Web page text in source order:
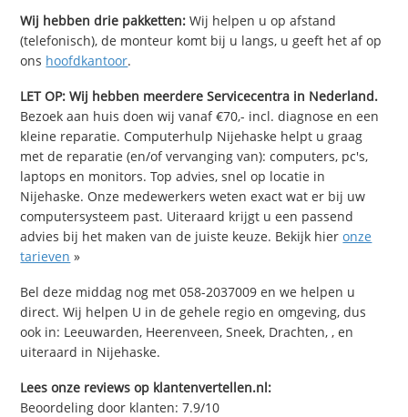
Wij hebben drie pakketten: Wij helpen u op afstand
(telefonisch), de monteur komt bij u langs, u geeft het af op
ons hoofdkantoor.
LET OP: Wij hebben meerdere Servicecentra in Nederland.
Bezoek aan huis doen wij vanaf €70,- incl. diagnose en een
kleine reparatie. Computerhulp Nijehaske helpt u graag
met de reparatie (en/of vervanging van): computers, pc's,
laptops en monitors. Top advies, snel op locatie in
Nijehaske. Onze medewerkers weten exact wat er bij uw
computersysteem past. Uiteraard krijgt u een passend
advies bij het maken van de juiste keuze. Bekijk hieronze
tarieven »
Bel deze middag nog met 058-2037009 en we helpen u
direct. Wij helpen U in de gehele regio en omgeving, dus
ook in: Leeuwarden, Heerenveen, Sneek, Drachten, , en
uiteraard in Nijehaske.
Lees onze reviews op klantenvertellen.nl:
Beoordeling door klanten:7.9/10